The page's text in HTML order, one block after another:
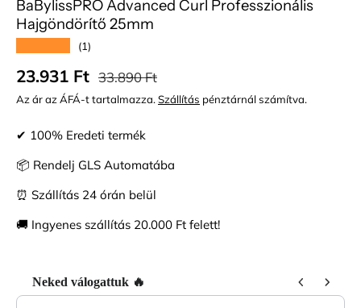
BaBylissPRO Advanced Curl Professzionális
Hajgöndörítő 25mm
(1)
Eladási ár
23.931 Ft Normál ár
33.890 Ft
Az ár az ÁFÁ-t tartalmazza. Szállítás pénztárnál számítva.
✔ 100% Eredeti termék
📦 Rendelj GLS Automatába
⏰ Szállítás 24 órán belül
🚚 Ingyenes szállítás 20.000 Ft felett!
Neked válogattuk 🔥
Use the Previous and Next buttons to navigate through product